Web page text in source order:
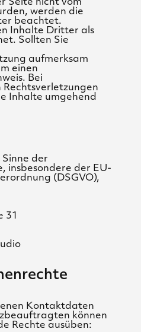
Seite nicht vom
werden die
beachtet.
Inhalte Dritter als
Sollten Sie
aufmerksam
einen
Bei
Inhalte umgehend
der
insbesondere der EU-
(DSGVO),
31
Kontaktdaten
können
Rechte ausüben: